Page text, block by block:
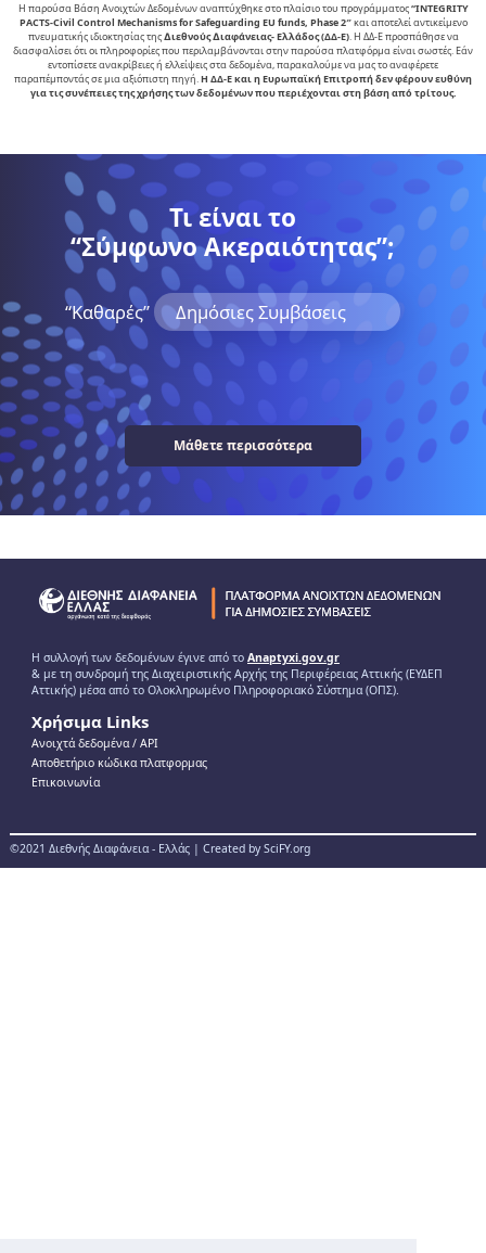
Η παρούσα Βάση Ανοιχτών Δεδομένων αναπτύχθηκε στο πλαίσιο του προγράμματος“INTEGRITY
PACTS-Civil Control Mechanisms for Safeguarding EU funds, Phase 2″και αποτελεί αντικείµενο
πνευµατικής ιδιοκτησίας της∆ιεθνούς ∆ιαφάνειας- Ελλάδος (ΔΔ-Ε). Η ΔΔ-Ε προσπάθησε να
διασφαλίσει ότι οι πληροφορίες που περιλαμβάνονται στην παρούσα πλατφόρμα είναι σωστές. Εάν
εντοπίσετε ανακρίβειες ή ελλείψεις στα δεδομένα, παρακαλούμε να μας το αναφέρετε
παραπέμποντάς σε μια αξιόπιστη πηγή.Η ΔΔ-Ε και η Ευρωπαϊκή Επιτροπή δεν φέρουν ευθύνη
για τις συνέπειες της χρήσης των δεδομένων που περιέχονται στη βάση από τρίτους.
Τι είναι το
“Σύμφωνο Ακεραιότητας”;
“Kαθαρές” Δημόσιες Συμβάσεις
Μάθετε περισσότερα
Η συλλογή των δεδομένων έγινε από το Anaptyxi.gov.gr
& με τη συνδρομή της Διαχειριστικής Αρχής της Περιφέρειας Αττικής (ΕΥΔΕΠ
Αττικής) μέσα από το Ολοκληρωμένο Πληροφοριακό Σύστημα (ΟΠΣ).
Χρήσιμα Links
Ανοιχτά δεδομένα / ΑPI
Αποθετήριο κώδικα πλατφορμας
Επικοινωνία
©2021 Διεθνής Διαφάνεια - Ελλάς | Created by SciFY.org